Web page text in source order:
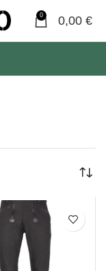
0 0,00 €